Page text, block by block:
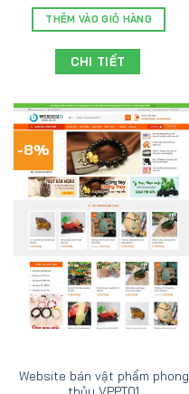
THÊM VÀO GIỎ HÀNG
CHI TIẾT
-8%
Website bán vật phẩm phong